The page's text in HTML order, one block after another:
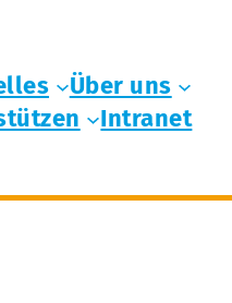
Über uns
Intranet